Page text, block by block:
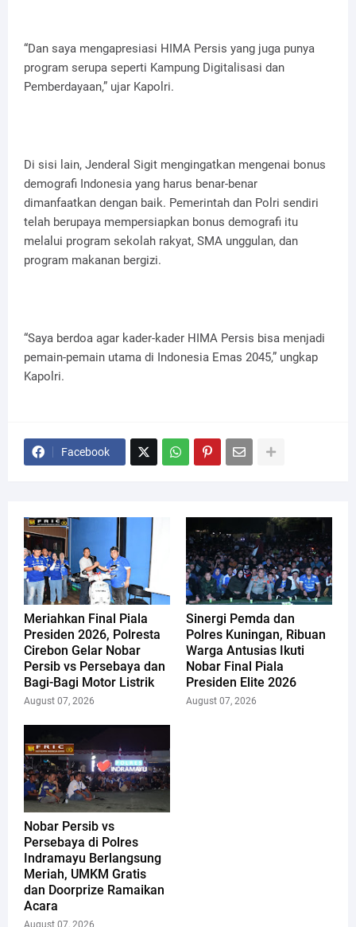
“Dan saya mengapresiasi HIMA Persis yang juga punya
program serupa seperti Kampung Digitalisasi dan
Pemberdayaan,” ujar Kapolri.
Di sisi lain, Jenderal Sigit mengingatkan mengenai bonus
demografi Indonesia yang harus benar-benar
dimanfaatkan dengan baik. Pemerintah dan Polri sendiri
telah berupaya mempersiapkan bonus demografi itu
melalui program sekolah rakyat, SMA unggulan, dan
program makanan bergizi.
“Saya berdoa agar kader-kader HIMA Persis bisa menjadi
pemain-pemain utama di Indonesia Emas 2045,” ungkap
Kapolri.
Facebook
Meriahkan Final Piala
Presiden 2026, Polresta
Cirebon Gelar Nobar
Persib vs Persebaya dan
Bagi-Bagi Motor Listrik
August 07, 2026
Sinergi Pemda dan
Polres Kuningan, Ribuan
Warga Antusias Ikuti
Nobar Final Piala
Presiden Elite 2026
August 07, 2026
Nobar Persib vs
Persebaya di Polres
Indramayu Berlangsung
Meriah, UMKM Gratis
dan Doorprize Ramaikan
Acara
August 07, 2026